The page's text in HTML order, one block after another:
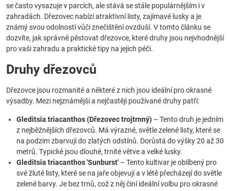
se často vysazuje v parcích, ale stává se stále populárnějším i v
zahradách. Dřezovec nabízí atraktivní listy, zajímavé lusky a je
známý svou odolností vůči znečištění ovzduší. V tomto článku se
dozvíte, jak správně pěstovat dřezovce, které druhy jsou nejvhodnější
pro vaši zahradu a praktické tipy na jejich péči.
Druhy dřezovců
Dřezovce jsou rozmanité a některé z nich jsou ideální pro okrasné
výsadby. Mezi nejznámější a nejčastěji používané druhy patří:
Gleditsia triacanthos (Dřezovec trojtrnný) – Tento druh je jedním
z nejběžnějších dřezovců. Má výrazné, světle zelené listy, které se
na podzim zbarvují do zlatých odstínů. Dorůstá do výšky 20 až 30
metrů. Typické jsou dlouhé, trnité větve a velké lusky.
Gleditsia triacanthos 'Sunburst' – Tento kultivar je oblíbený pro
své žluté listy, které se na jaře objevují a v létě přecházejí do světle
zelené barvy. Je bez trnů, což z něj činí ideální volbu pro okrasné